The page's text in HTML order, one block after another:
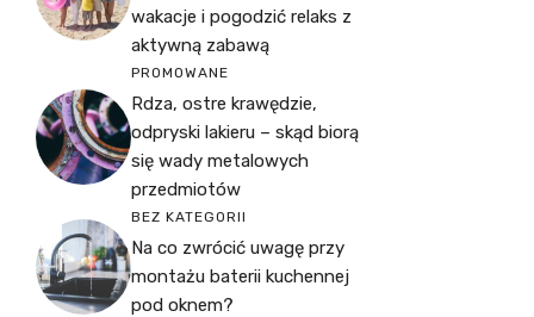
wakacje i pogodzić relaks z
aktywną zabawą
PROMOWANE
Rdza, ostre krawędzie,
odpryski lakieru – skąd biorą
się wady metalowych
przedmiotów
BEZ KATEGORII
Na co zwrócić uwagę przy
montażu baterii kuchennej
pod oknem?